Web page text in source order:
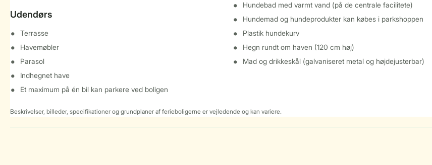
Udendørs
Terrasse
Havemøbler
Parasol
Indhegnet have
Et maximum på én bil kan parkere ved boligen
Hundebad med varmt vand (på de centrale facilitete)
Hundemad og hundeprodukter kan købes i parkshoppen
Plastik hundekurv
Hegn rundt om haven (120 cm høj)
Mad og drikkeskål (galvaniseret metal og højdejusterbar)
Beskrivelser, billeder, specifikationer og grundplaner af ferieboligerne er vejledende og kan variere.